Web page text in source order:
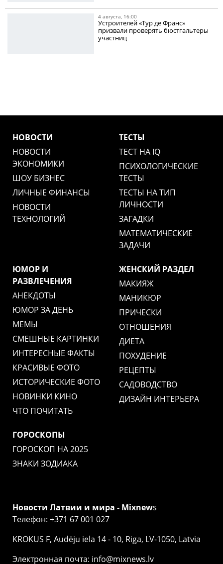
4 августа, 16:00
Устроителей «Тур де Франс»
призвали проверять бюстгальтеры
участниц
НОВОСТИ
НОВОСТИ
ЭКОНОМИКИ
ШОУ БИЗНЕС
ЛИЧНЫЕ ФИНАНСЫ
НОВОСТИ
ТЕХНОЛОГИЙ
ТЕСТЫ
ТЕСТ НА IQ
ПСИХОЛОГИЧЕСКИЕ
ТЕСТЫ
ТЕСТЫ НА ТИП
ЛИЧНОСТИ
ЗАГАДКИ
МАТЕМАТИЧЕСКИЕ
ЗАДАЧИ
ЮМОР И
РАЗВЛЕЧЕНИЯ
АНЕКДОТЫ
ЮМОР ЗА ДЕНЬ
МЕМЫ
СМЕШНЫЕ КАРТИНКИ
ИНТЕРЕСНЫЕ ФАКТЫ
КРАСИВЫЕ ФОТО
ИСТОРИЧЕСКИЕ ФОТО
НОВИНКИ КИНО
ЧТО ПОЧИТАТЬ
ЖЕНСКИЙ РАЗДЕЛ
МАКИЯЖ
МАНИКЮР
ПРИЧЕСКИ
ОТНОШЕНИЯ
ДИЕТА
ПОХУДЕНИЕ
РЕЦЕПТЫ
САДОВОДСТВО
ДИЗАЙН ИНТЕРЬЕРА
ГОРОСКОПЫ
ГОРОСКОП НА 2025
ЗНАКИ ЗОДИАКА
Новости Латвии и мира - Mixnews
Телефон: +371 67 001 027
KROKUS F, Audēju iela 14 - 10, Riga, LV-1050, Latvia
Электронная почта: info@mixnews.lv